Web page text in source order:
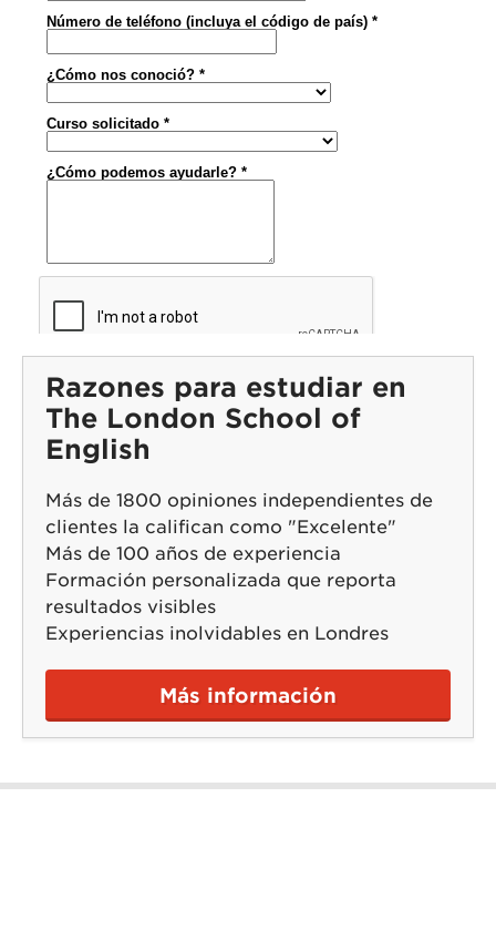
Razones para estudiar en
The London School of
English
Más de 1800 opiniones independientes de
clientes la califican como "Excelente"
Más de 100 años de experiencia
Formación personalizada que reporta
resultados visibles
Experiencias inolvidables en Londres
Más información